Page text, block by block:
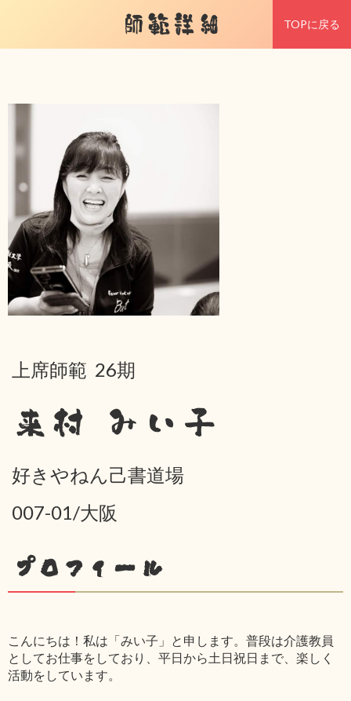
師範詳細 TOPに戻る
上席師範 26期
来村 みい子
好きやねん己書道場
007-01/大阪
プロフィール
こんにちは！私は「みい子」と申します。普段は介護教員
としてお仕事をしており、平日から土日祝日まで、楽しく
活動をしています。